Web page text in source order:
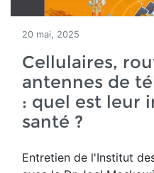
20 mai, 2025
Cellulaires,
antennes de
: quel est leur
santé ?
Entretien de l'Institut